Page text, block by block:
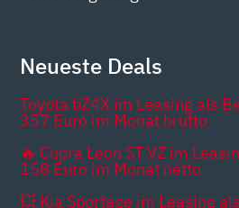
Neueste Deals
Toyota bZ4X im Leasing als
357 Euro im Monat brutto
🔥 Cupra Leon ST VZ im
158 Euro im Monat netto
💥 Kia Sportage im Leasing